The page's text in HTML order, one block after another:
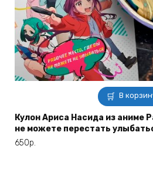
В
Кулон Ариса Насида из аниме
не можете перестать
650р.